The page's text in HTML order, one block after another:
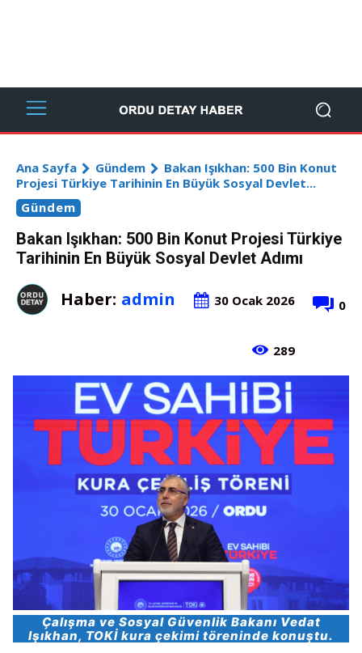
Ana Sayfa Gündem
Bakan Işıkhan: 500 Bin Konut
Projesi Türkiye Tarihinin En Büyük Sosyal Devlet...
Gündem
Bakan Işıkhan: 500 Bin Konut Projesi Türkiye
Tarihinin En Büyük Sosyal Devlet Adımı
Haber: admin 30 Ocak 2026 0
289
Çalışma ve Sosyal Güvenlik Bakanı Vedat
Işıkhan, TOKİ kura çekimi töreninde konuştu.